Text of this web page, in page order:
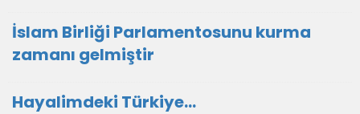
İslam Birliği Parlamentosunu kurma
zamanı gelmiştir
Hayalimdeki Türkiye…